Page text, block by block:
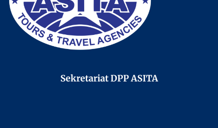
Sekretariat DPP ASITA